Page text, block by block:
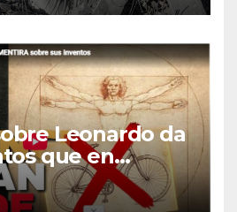
Leonardo da
que en
fueron suyos